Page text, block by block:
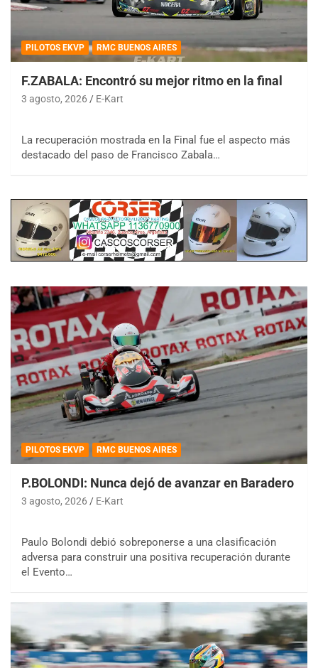
PILOTOS EKVP RMC BUENOS AIRES
F.ZABALA: Encontró su mejor ritmo en la final
3 agosto, 2026 E-Kart
La recuperación mostrada en la Final fue el aspecto más
destacado del paso de Francisco Zabala…
PILOTOS EKVP RMC BUENOS AIRES
P.BOLONDI: Nunca dejó de avanzar en Baradero
3 agosto, 2026 E-Kart
Paulo Bolondi debió sobreponerse a una clasificación
adversa para construir una positiva recuperación durante
el Evento…